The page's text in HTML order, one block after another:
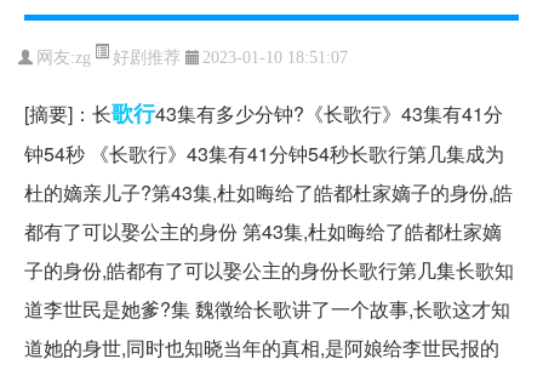
网友:zg 好剧推荐 2023-01-10 18:51:07
[摘要]：长歌行43集有多少分钟?《长歌行》43集有41分
钟54秒 《长歌行》43集有41分钟54秒长歌行第几集成为
杜的嫡亲儿子?第43集,杜如晦给了皓都杜家嫡子的身份,皓
都有了可以娶公主的身份 第43集,杜如晦给了皓都杜家嫡
子的身份,皓都有了可以娶公主的身份长歌行第几集长歌知
道李世民是她爹?集 魏徵给长歌讲了一个故事,长歌这才知
道她的身世,同时也知晓当年的真相,是阿娘给李世民报的